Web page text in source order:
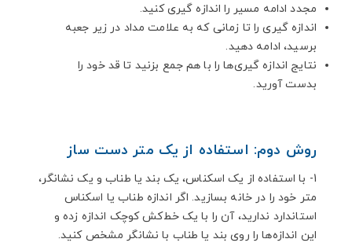
مجدد ادامه مسیر را اندازه گیری کنید.
اندازه گیری را تا زمانی که به علامت مداد در زیر جعبه
برسید، ادامه دهید.
نتایج اندازه گیری‌ها را با هم جمع بزنید تا قد خود را
بدست آورید.
روش دوم: استفاده از یک متر دست ساز
1- با استفاده از یک اسکناس، یک بند یا طناب و یک نشانگر،
متر خود را در خانه بسازید. اگر اندازه طناب یا اسکناس
استاندارد ندارید، آن را با یک خط‌کش کوچک اندازه زده و
این اندازه‌ها را روی بند یا طناب با نشانگر مشخص کنید.